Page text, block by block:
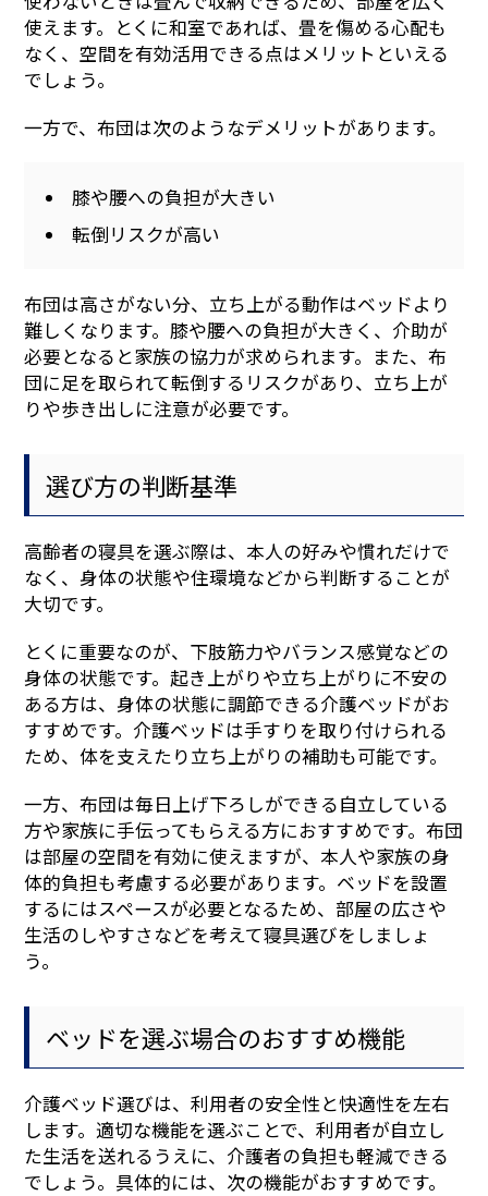
使えます。とくに和室であれば、畳を傷める心配も
なく、空間を有効活用できる点はメリットといえる
でしょう。
一方で、布団は次のようなデメリットがあります。
膝や腰への負担が大きい
転倒リスクが高い
布団は高さがない分、立ち上がる動作はベッドより
難しくなります。膝や腰への負担が大きく、介助が
必要となると家族の協力が求められます。また、布
団に足を取られて転倒するリスクがあり、立ち上が
りや歩き出しに注意が必要です。
選び方の判断基準
高齢者の寝具を選ぶ際は、本人の好みや慣れだけで
なく、身体の状態や住環境などから判断することが
大切です。
とくに重要なのが、下肢筋力やバランス感覚などの
身体の状態です。起き上がりや立ち上がりに不安の
ある方は、身体の状態に調節できる介護ベッドがお
すすめです。介護ベッドは手すりを取り付けられる
ため、体を支えたり立ち上がりの補助も可能です。
一方、布団は毎日上げ下ろしができる自立している
方や家族に手伝ってもらえる方におすすめです。布団
は部屋の空間を有効に使えますが、本人や家族の身
体的負担も考慮する必要があります。ベッドを設置
するにはスペースが必要となるため、部屋の広さや
生活のしやすさなどを考えて寝具選びをしましょ
う。
ベッドを選ぶ場合のおすすめ機能
介護ベッド選びは、利用者の安全性と快適性を左右
します。適切な機能を選ぶことで、利用者が自立し
た生活を送れるうえに、介護者の負担も軽減できる
でしょう。具体的には、次の機能がおすすめです。